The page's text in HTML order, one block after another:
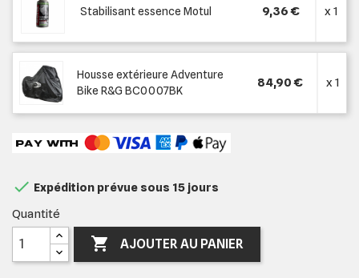
Stabilisant essence Motul 9,36 € x 1
Housse extérieure Adventure
Bike R&G BC0007BK
84,90 € x 1
 Expédition prévue sous 15 jours
Quantité
 AJOUTER AU PANIER